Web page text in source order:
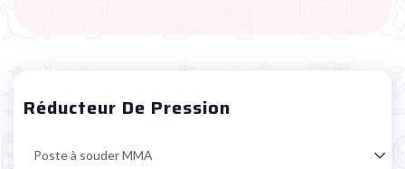
Réducteur De Pression
Poste à souder MMA